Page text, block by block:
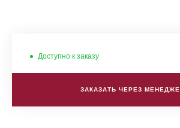
Доступно к заказу
ЗАКАЗАТЬ ЧЕРЕЗ